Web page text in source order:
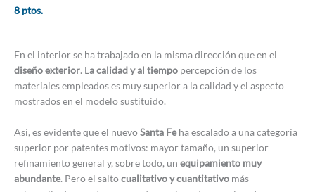
8 ptos.
En el interior se ha trabajado en la misma dirección que en el
diseño exterior. L a calidad y al tiempo percepción de los
materiales empleados es muy superior a la calidad y el aspecto
mostrados en el modelo sustituido.
Así, es evidente que el nuevoSanta Feha escalado a una categoría
superior por patentes motivos: mayor tamaño, un superior
refinamiento general y, sobre todo, un equipamiento muy
abundante. Pero el saltocualitativo y cuantitativo más